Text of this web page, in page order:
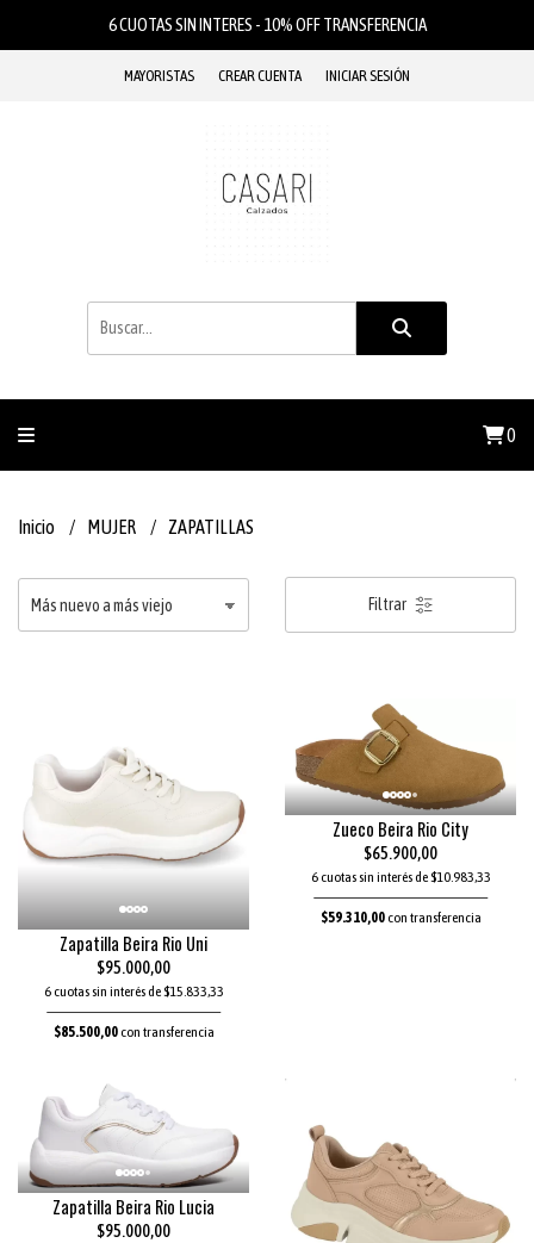
6 CUOTAS SIN INTERES - 10% OFF TRANSFERENCIA
MAYORISTAS CREAR CUENTA INICIAR SESIÓN
0
Inicio MUJER ZAPATILLAS
Filtrar
Zapatilla Beira Rio Uni
$95.000,00
6 cuotas sin interés de $15.833,33
$85.500,00con transferencia
Zueco Beira Rio City
$65.900,00
6 cuotas sin interés de $10.983,33
$59.310,00con transferencia
Zapatilla Beira Rio Lucia
$95.000,00